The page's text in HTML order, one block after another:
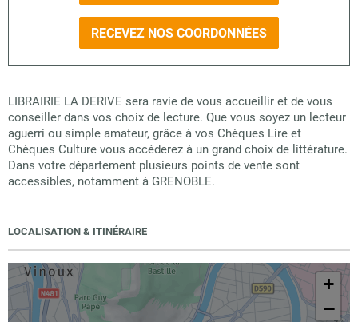
RECEVEZ NOS COORDONNÉES
LIBRAIRIE LA DERIVE sera ravie de vous accueillir et de vous
conseiller dans vos choix de lecture. Que vous soyez un lecteur
aguerri ou simple amateur, grâce à vos Chèques Lire et
Chèques Culture vous accéderez à un grand choix de littérature.
Dans votre département plusieurs points de vente sont
accessibles, notamment à GRENOBLE.
LOCALISATION & ITINÉRAIRE
+
−